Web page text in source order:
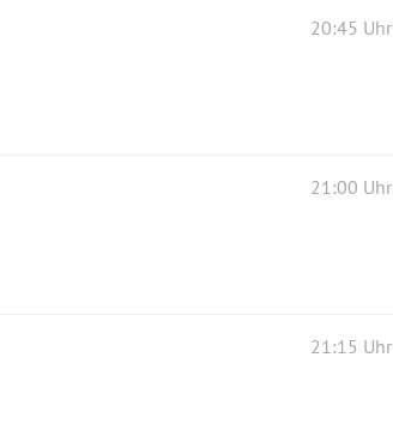
20:45 Uhr
21:00 Uhr
21:15 Uhr